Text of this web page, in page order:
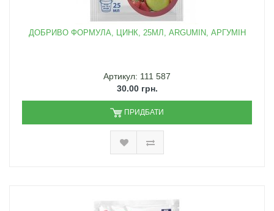
ДОБРИВО ФОРМУЛА, ЦИНК, 25МЛ, ARGUMIN, АРГУМІН
Артикул: 111 587
30.00 грн.
ПРИДБАТИ